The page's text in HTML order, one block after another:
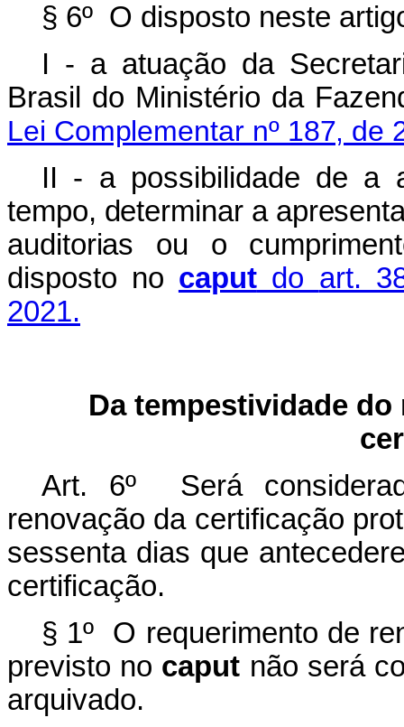
§ 6º O disposto neste
I - a atuação da
Brasil do Ministério da
Lei Complementar nº 187, de
II - a possibilidade de a
tempo, determinar a
auditorias ou o
disposto no caputdo art.
2021.
Da tempestividade
Art. 6º Será
renovação da certificação
sessenta dias que
certificação.
§ 1º O requerimento de
previsto no caput não será
arquivado.